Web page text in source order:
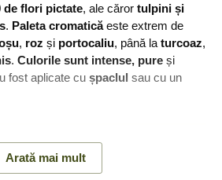
de flori pictate, ale căror tulpini și
. Paleta cromaticăeste extrem de
, roz și portocaliu, până la turcoaz,
. Culorile sunt intense, pure și
fost aplicate cu șpaclul sau cu un
Arată mai mult